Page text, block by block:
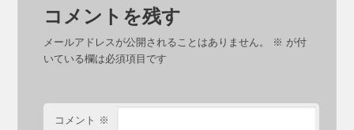
コメントを残す
メールアドレスが公開されることはありません。 ※ が付
いている欄は必須項目です
コメント ※